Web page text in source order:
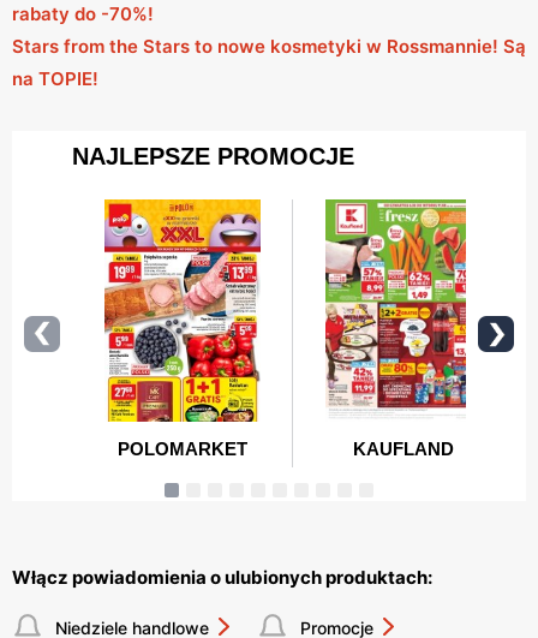
rabaty do -70%!
Stars from the Stars to nowe kosmetyki w Rossmannie! Są
na TOPIE!
Włącz powiadomienia o ulubionych produktach:
Niedziele handlowe Promocje